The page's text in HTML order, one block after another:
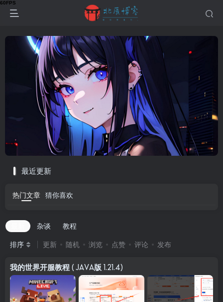
最近更新
热门文章 猜你喜欢
杂谈
教程
排序
更新 随机 浏览 点赞 评论 发布
我的世界开服教程 ( JAVA版 1.21.4)